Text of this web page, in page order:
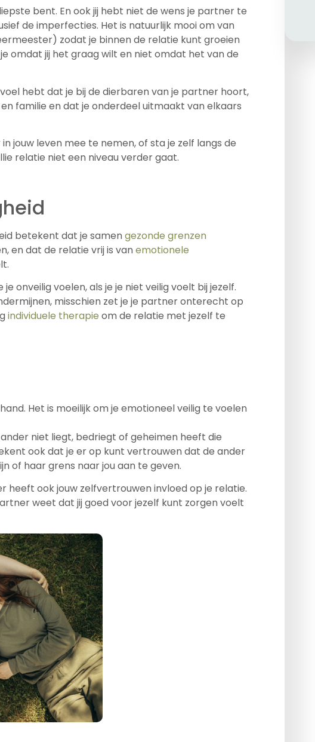
bent. En ook jij hebt niet de wens je partner te
de imperfecties. Het is natuurlijk mooi om van
zodat je binnen de relatie kunt groeien
omdat jij het graag wilt en niet omdat het van de
hebt dat je bij de dierbaren van je partner hoort,
familie en dat je onderdeel uitmaakt van elkaars
jouw leven mee te nemen, of sta je zelf langs de
relatie niet een niveau verder gaat.
betekent dat je samengezonde grenzen
en dat de relatie vrij is vanemotionele
onveilig voelen, als je je niet veilig voelt bij jezelf.
misschien zet je je partner onterecht op
individuele therapie om de relatie met jezelf te
Het is moeilijk om je emotioneel veilig te voelen
niet liegt, bedriegt of geheimen heeft die
ook dat je er op kunt vertrouwen dat de ander
of haar grens naar jou aan te geven.
heeft ook jouw zelfvertrouwen invloed op je relatie.
weet dat jij goed voor jezelf kunt zorgen voelt